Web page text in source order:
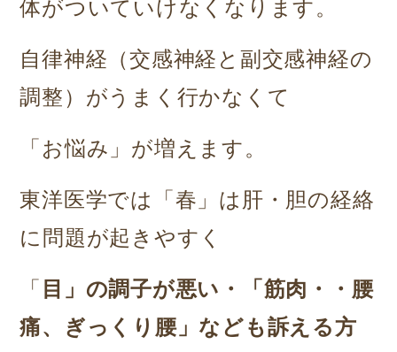
体がついていけなくなります。
自律神経（交感神経と副交感神経の
調整）がうまく行かなくて
「お悩み」が増えます。
東洋医学では「春」は肝・胆の経絡
に問題が起きやすく
「 目」の調子が悪い・
「筋肉・・腰
痛、ぎっくり腰」なども訴える方